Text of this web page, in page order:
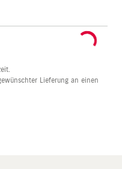
Lieferung an einen